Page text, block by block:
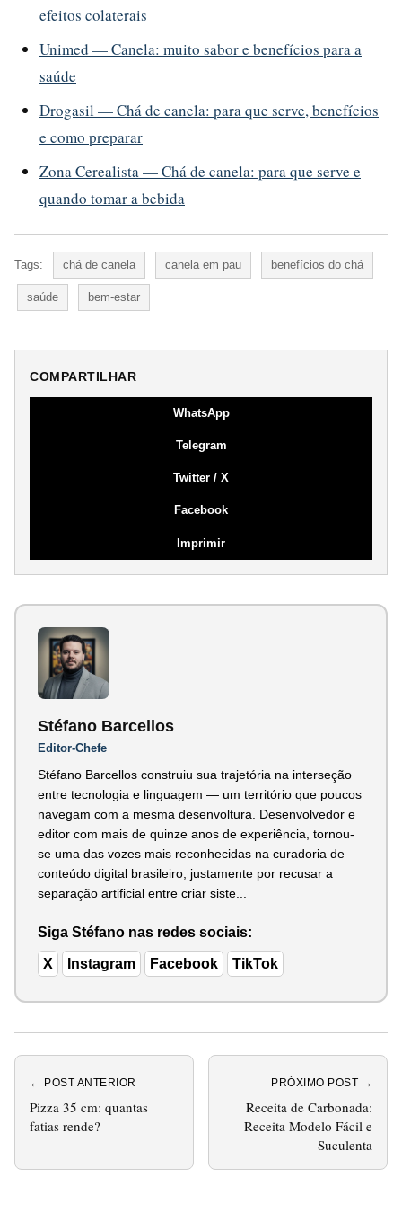
efeitos colaterais
Unimed — Canela: muito sabor e benefícios para a
saúde
Drogasil — Chá de canela: para que serve, benefícios
e como preparar
Zona Cerealista — Chá de canela: para que serve e
quando tomar a bebida
Tags: chá de canela canela em pau benefícios do chá
saúde bem-estar
COMPARTILHAR
WhatsApp
Telegram
Twitter / X
Facebook
Imprimir
Stéfano Barcellos
Editor-Chefe
Stéfano Barcellos construiu sua trajetória na interseção
entre tecnologia e linguagem — um território que poucos
navegam com a mesma desenvoltura. Desenvolvedor e
editor com mais de quinze anos de experiência, tornou-
se uma das vozes mais reconhecidas na curadoria de
conteúdo digital brasileiro, justamente por recusar a
separação artificial entre criar siste...
Siga Stéfano nas redes sociais:
X Instagram Facebook TikTok
← POST ANTERIOR
Pizza 35 cm: quantas
fatias rende?
PRÓXIMO POST →
Receita de Carbonada:
Receita Modelo Fácil e
Suculenta